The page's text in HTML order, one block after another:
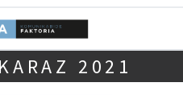
2021